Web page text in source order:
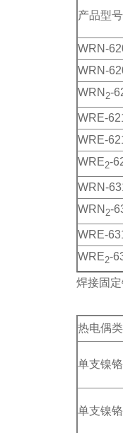
产品型号
WRN-
WRN-
WRN 2-
WRE-
WRE-
WRE2-
WRN-
WRN 2-
WRE-
WRE2-
焊接固
热电偶
单支镍
单支镍